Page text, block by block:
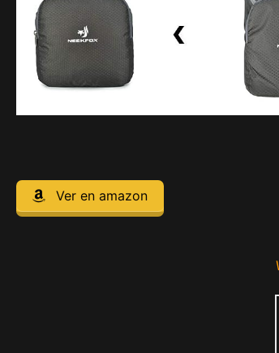
Ver en amazon